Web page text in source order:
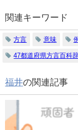
関連キーワード
方言 意味
47都道府県方言百科
福井の関連記事